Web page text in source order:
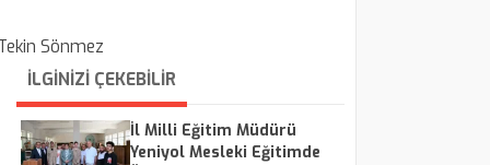
Sönmez
İLGİNİZİ ÇEKEBİLİR
İl Milli Eğitim Müdürü
Yeniyol Mesleki Eğitimde